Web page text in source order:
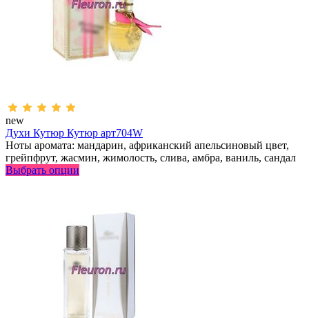
new
Духи Кутюр Кутюр арт704W
Ноты аромата: мандарин, африканский апельсиновый цвет,
грейпфрут, жасмин, жимолость, слива, амбра, ваниль, сандал
Выбрать опции